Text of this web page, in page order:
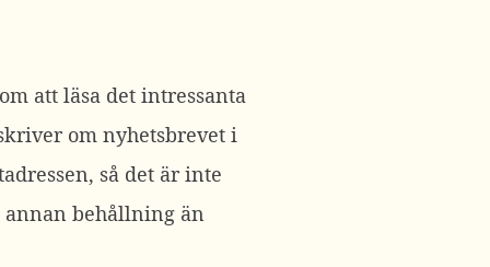
att läsa det intressanta
om nyhetsbrevet i
så det är inte
annan behållning än